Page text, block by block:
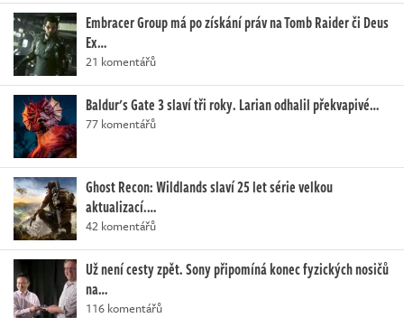
Embracer Group má po získání práv na Tomb Raider či Deus
Ex…
21 komentářů
Baldur's Gate 3 slaví tři roky. Larian odhalil překvapivé…
77 komentářů
Ghost Recon: Wildlands slaví 25 let série velkou
aktualizací.…
42 komentářů
Už není cesty zpět. Sony připomíná konec fyzických nosičů
na…
116 komentářů